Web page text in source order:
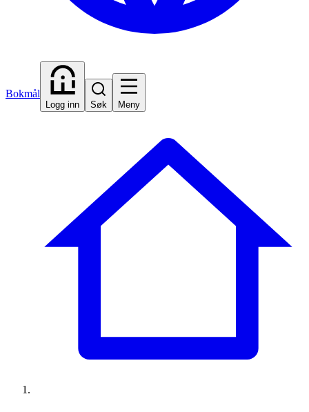
Bokmål
Logg inn Søk Meny